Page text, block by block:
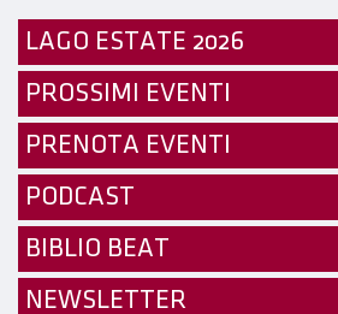
LAGO ESTATE 2026
PROSSIMI EVENTI
PRENOTA EVENTI
PODCAST
BIBLIO BEAT
NEWSLETTER